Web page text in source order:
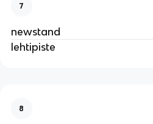
7
newstand
lehtipiste
8